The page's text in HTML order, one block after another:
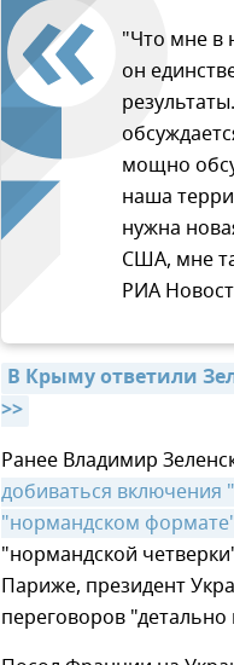
"Что мне в
он
мощно
наша
нужна
США, мне
РИА
В Крыму ответили
>>
Ранее Владимир
добиваться включения
"нормандском
"нормандской
Париже, президент
переговоров